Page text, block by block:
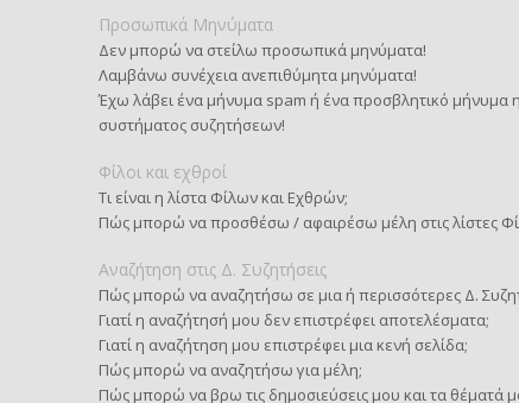
Προσωπικά Μηνύματα
Δεν μπορώ να στείλω προσωπικά μηνύματα!
Λαμβάνω συνέχεια ανεπιθύμητα μηνύματα!
Έχω λάβει ένα μήνυμα spam ή ένα προσβλητικό μήνυμα
συστήματος συζητήσεων!
Φίλοι και εχθροί
Τι είναι η λίστα Φίλων και Εχθρών;
Πώς μπορώ να προσθέσω / αφαιρέσω μέλη στις λίστες
Αναζήτηση στις Δ. Συζητήσεις
Πώς μπορώ να αναζητήσω σε μια ή περισσότερες Δ.
Γιατί η αναζήτησή μου δεν επιστρέφει αποτελέσματα;
Γιατί η αναζήτηση μου επιστρέφει μια κενή σελίδα;
Πώς μπορώ να αναζητήσω για μέλη;
Πώς μπορώ να βρω τις δημοσιεύσεις μου και τα θέματά